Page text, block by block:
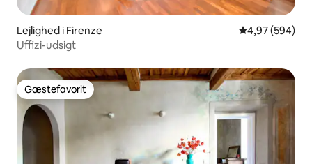
Lejlighed i Firenze 4,97 ud af 5 i
4,97 (594)
Uffizi-udsigt
Gæstefavorit
Gæstefavorit